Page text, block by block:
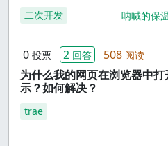
二次开发 呐喊的保
0 投票 2 回答 508 阅读
为什么我的网页在浏览器中
示？如何解决？
trae